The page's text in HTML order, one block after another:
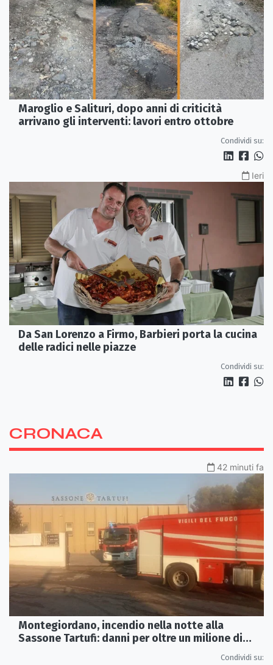
Maroglio e Salituri, dopo anni di criticità
arrivano gli interventi: lavori entro ottobre
Condividi su:
Ieri
Da San Lorenzo a Firmo, Barbieri porta la cucina
delle radici nelle piazze
Condividi su:
CRONACA
42 minuti fa
Montegiordano, incendio nella notte alla
Sassone Tartufi: danni per oltre un milione di
Condividi su: